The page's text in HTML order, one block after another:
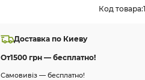
Код товара:
Доставка по Киеву
От1500 грн — бесплатно!
Самовивіз — бесплатно!